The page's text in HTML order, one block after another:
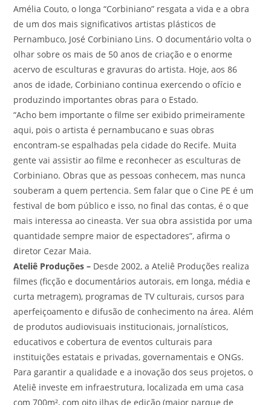
Amélia Couto, o longa “Corbiniano” resgata a vida e a obra
de um dos mais significativos artistas plásticos de
Pernambuco, José Corbiniano Lins. O documentário volta o
olhar sobre os mais de 50 anos de criação e o enorme
acervo de esculturas e gravuras do artista. Hoje, aos 86
anos de idade, Corbiniano continua exercendo o ofício e
produzindo importantes obras para o Estado.
“Acho bem importante o filme ser exibido primeiramente
aqui, pois o artista é pernambucano e suas obras
encontram-se espalhadas pela cidade do Recife. Muita
gente vai assistir ao filme e reconhecer as esculturas de
Corbiniano. Obras que as pessoas conhecem, mas nunca
souberam a quem pertencia. Sem falar que o Cine PE é um
festival de bom público e isso, no final das contas, é o que
mais interessa ao cineasta. Ver sua obra assistida por uma
quantidade sempre maior de espectadores”, afirma o
diretor Cezar Maia.
Ateliê Produções – Desde 2002, a Ateliê Produções realiza
filmes (ficção e documentários autorais, em longa, média e
curta metragem), programas de TV culturais, cursos para
aperfeiçoamento e difusão de conhecimento na área. Além
de produtos audiovisuais institucionais, jornalísticos,
educativos e cobertura de eventos culturais para
instituições estatais e privadas, governamentais e ONGs.
Para garantir a qualidade e a inovação dos seus projetos, o
Ateliê investe em infraestrutura, localizada em uma casa
com 700m², com oito ilhas de edição (maior parque de